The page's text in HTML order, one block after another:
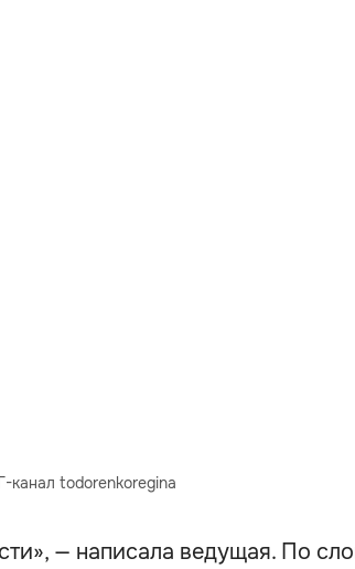
канал todorenkoregina
— написала ведущая. По